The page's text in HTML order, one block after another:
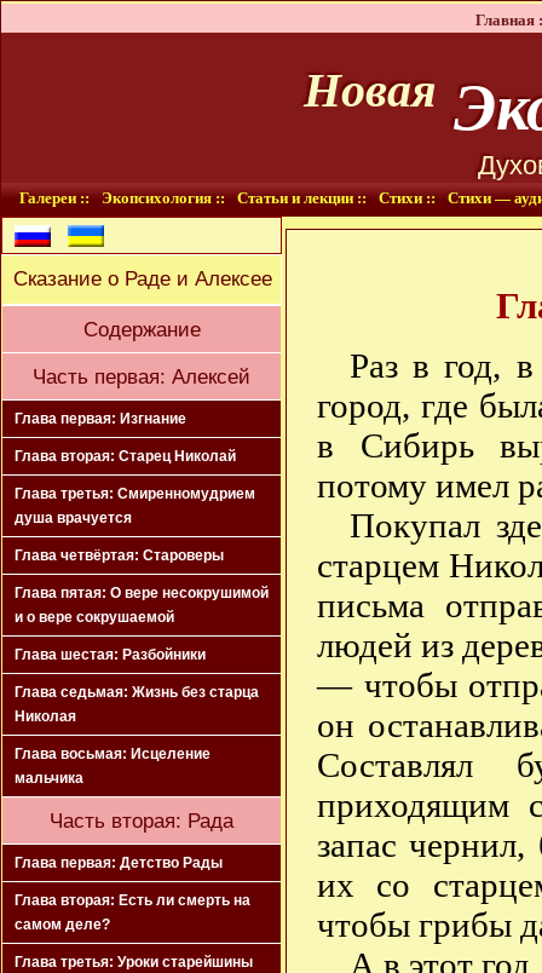
Главная
Новая
Галереи :: Экопсихология :: Статьи и лекции :: Стихи :: Стихи —
Сказание о Раде и Алексее
Содержание
Часть первая: Алексей
Глава первая: Изгнание
Глава вторая: Старец Николай
Глава третья: Смиренномудрием
душа врачуется
Глава четвёртая: Староверы
Глава пятая: О вере несокрушимой
и о вере сокрушаемой
Глава шестая: Разбойники
Глава седьмая: Жизнь без старца
Николая
Глава восьмая: Исцеление
мальчика
Часть вторая: Рада
Глава первая: Детство Рады
Глава вторая: Есть ли смерть на
самом деле?
Глава третья: Уроки старейшины
Раз в год,
город, где
в Сибирь
потому имел
Покупал
старцем
письма
людей из
— чтобы
он
Составлял
приходящим
запас
их со
чтобы грибы
А в этот год